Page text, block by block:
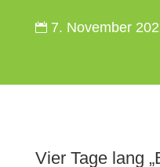
7. November
Vier Tage lang